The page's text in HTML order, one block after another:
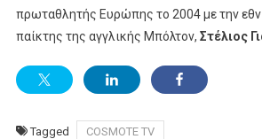
πρωταθλητής Ευρώπης το 2004 με την
παίκτης της αγγλικής Μπόλτον, Στέλιος
Tagged COSMOTE TV